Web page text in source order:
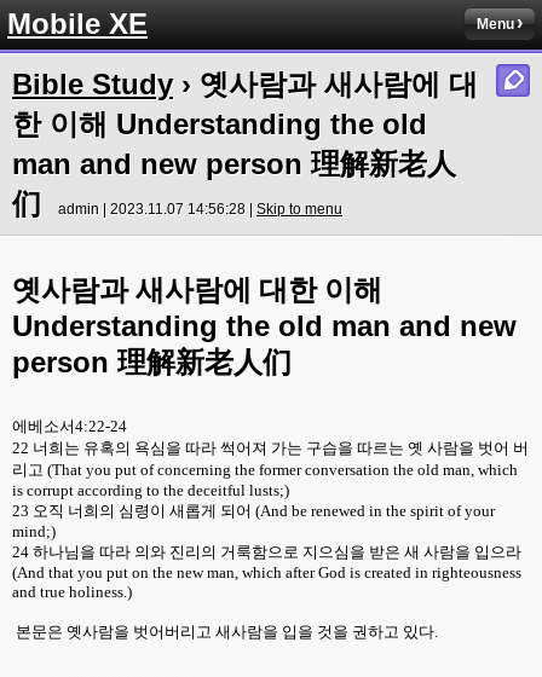
Mobile XE Menu
Bible Study› 옛사람과 새사람에 대
한 이해 Understanding the old
man and new person 理解新老人
们
admin | 2023.11.07 14:56:28 | Skip to menu
옛사람과 새사람에 대한 이해
Understanding the old man and new
person 理解新老人们
에베소서4:22-24
22 너희는 유혹의 욕심을 따라 썩어져 가는 구습을 따르는 옛 사람을 벗어 버
리고 (That you put of concerning the former conversation the old man, which
is corrupt according to the deceitful lusts;)
23 오직 너희의 심령이 새롭게 되어 (And be renewed in the spirit of your
mind;)
24 하나님을 따라 의와 진리의 거룩함으로 지으심을 받은 새 사람을 입으라
(And that you put on the new man, which after God is created in righteousness
and true holiness.)
본문은 옛사람을 벗어버리고 새사람을 입을 것을 권하고 있다.